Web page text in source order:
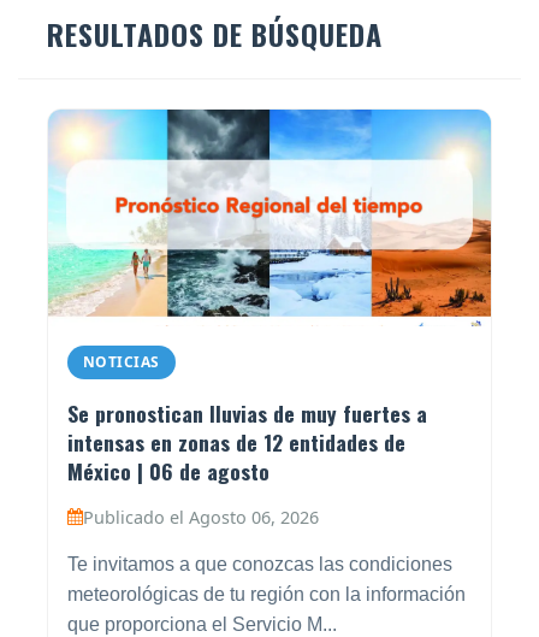
RESULTADOS DE BÚSQUEDA
NOTICIAS
Se pronostican lluvias de muy fuertes a
intensas en zonas de 12 entidades de
México | 06 de agosto
Publicado el Agosto 06, 2026
Te invitamos a que conozcas las condiciones
meteorológicas de tu región con la información
que proporciona el Servicio M...